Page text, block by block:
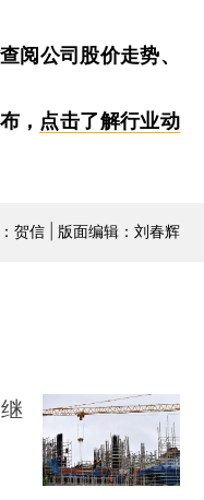
阅公司股价走势、
， 点击了解行业动
贺信 | 版面编辑：刘春辉